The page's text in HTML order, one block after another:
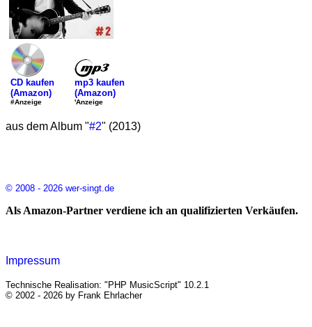
CD kaufen
(Amazon)
#Anzeige
mp3 kaufen
(Amazon)
'Anzeige
aus dem Album "#2" (2013)
© 2008 - 2026 wer-singt.de
Als Amazon-Partner verdiene ich an qualifizierten Verkäufen.
Impressum
Technische Realisation: "PHP MusicScript" 10.2.1
© 2002 - 2026 by Frank Ehrlacher